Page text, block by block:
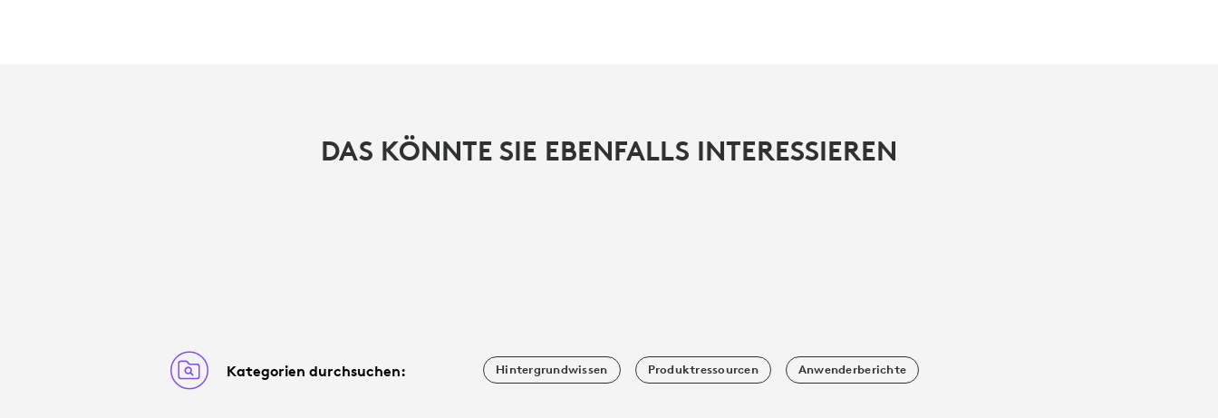
DAS KÖNNTE SIE EBENFALLS INTERESSIEREN
Kategorien durchsuchen: Hintergrundwissen Produktressourcen Anwenderberichte